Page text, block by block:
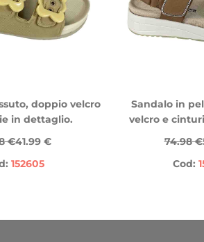
doppio velcro
in dettaglio.
€41.99 €
152605
Sandalo in
velcro e
74.98 €
Cod: